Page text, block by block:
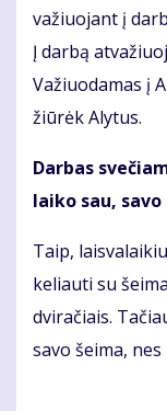
važiuojant į
Į darbą
Važiuodamas į
žiūrėk Alytus.
Darbas
laiko sau,
Taip,
keliauti su
dviračiais.
savo šeima,